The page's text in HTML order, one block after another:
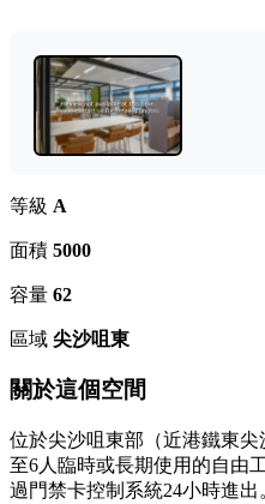
等級 A
面積 5000
容量 62
區域 尖沙咀東
關於這個空間
位於尖沙咀東部（近港鐵東尖
至6人臨時或長期使用的自由
過門禁卡控制系統24小時進